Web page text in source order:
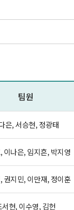
팀원
은, 서승현, 정광태
이나은, 임지흔, 박지영
권지민, 이만재, 정이훈
서현, 이수영, 김헌